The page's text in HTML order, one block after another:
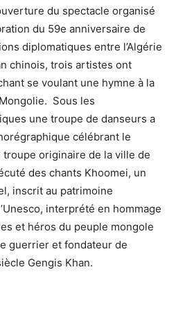
du spectacle organisé
du 59e anniversaire de
diplomatiques entre l’Algérie
chinois, trois artistes ont
se voulant une hymne à la
Sous les
une troupe de danseurs a
célébrant le
originaire de la ville de
des chants Khoomei, un
inscrit au patrimoine
interprété en hommage
et héros du peuple mongole
guerrier et fondateur de
Gengis Khan.